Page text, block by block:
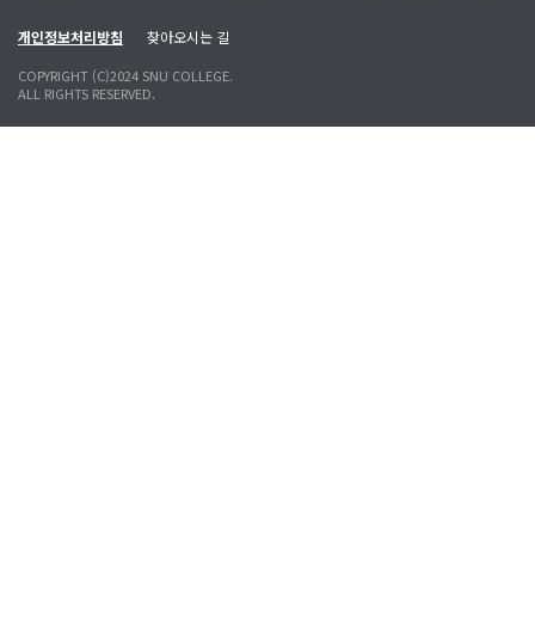
개인정보처리방침 찾아오시는 길
COPYRIGHT (C)2024 SNU COLLEGE.
ALL RIGHTS RESERVED.